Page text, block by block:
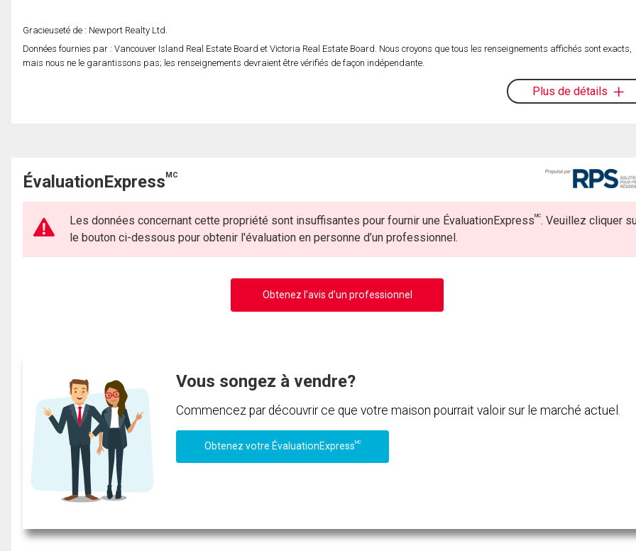
Gracieuseté de : Newport Realty Ltd.
Données fournies par : Vancouver Island Real Estate Board et Victoria Real Estate Board. Nous croyons que tous les renseignements affichés sont exacts,
mais nous ne le garantissons pas; les renseignements devraient être vérifiés de façon indépendante.
Plus de détails
ÉvaluationExpressMC
Les données concernant cette propriété sont insuffisantes pour fournir une ÉvaluationExpressMC. Veuillez cliquer
le bouton ci-dessous pour obtenir l'évaluation en personne d’un professionnel.
Obtenez l’avis d’un professionnel
Vous songez à vendre?
Commencez par découvrir ce que votre maison pourrait valoir sur le marché actuel.
Obtenez votre ÉvaluationExpressMC